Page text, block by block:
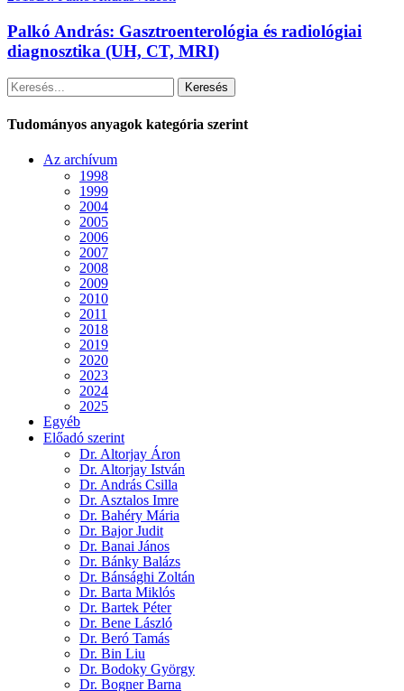
Palkó András: Gasztroenterológia és radiológiai
diagnosztika (UH, CT, MRI)
Keresés
Tudományos anyagok kategória szerint
Az archívum
1998
1999
2004
2005
2006
2007
2008
2009
2010
2011
2018
2019
2020
2023
2024
2025
Egyéb
Előadó szerint
Dr. Altorjay Áron
Dr. Altorjay István
Dr. András Csilla
Dr. Asztalos Imre
Dr. Bahéry Mária
Dr. Bajor Judit
Dr. Banai János
Dr. Bánky Balázs
Dr. Bánsághi Zoltán
Dr. Barta Miklós
Dr. Bartek Péter
Dr. Bene László
Dr. Beró Tamás
Dr. Bin Liu
Dr. Bodoky György
Dr. Bogner Barna